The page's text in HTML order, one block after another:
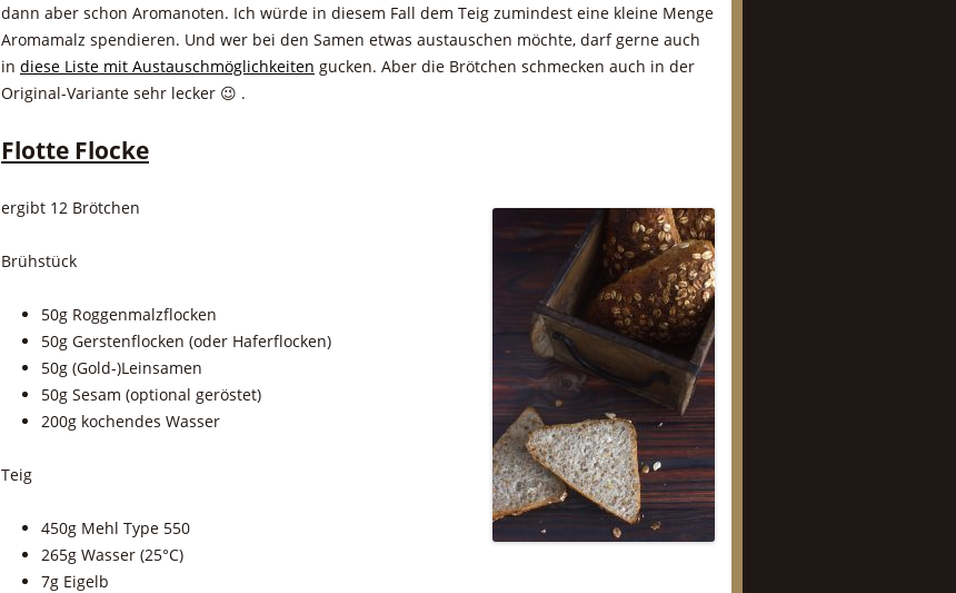
dann aber schon Aromanoten. Ich würde in diesem Fall dem Teig zumindest eine kleine Menge
Aromamalz spendieren. Und wer bei den Samen etwas austauschen möchte, darf gerne auch
in diese Liste mit Austauschmöglichkeiten gucken. Aber die Brötchen schmecken auch in der
Original-Variante sehr lecker 😉 .
Flotte Flocke
ergibt 12 Brötchen
Brühstück
50g Roggenmalzflocken
50g Gerstenflocken (oder Haferflocken)
50g (Gold-)Leinsamen
50g Sesam (optional geröstet)
200g kochendes Wasser
Teig
450g Mehl Type 550
265g Wasser (25°C)
7g Eigelb